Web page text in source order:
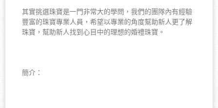
其實挑選珠寶是一門非常大的學問，我們的團隊內有經驗
豐富的珠寶專業人員，希望以專業的角度幫助新人更了解
珠寶，幫助新人找到心目中的理想的婚禮珠寶。
簡介：